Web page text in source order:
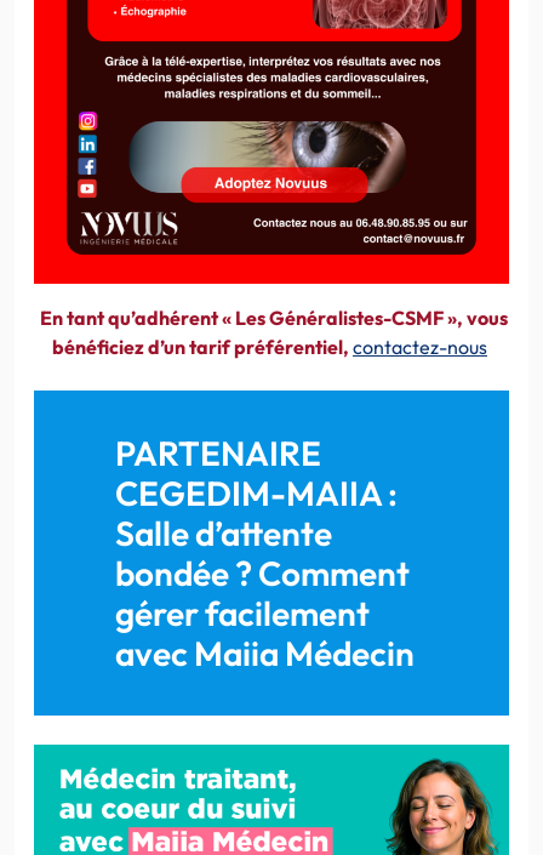
En tant qu’adhérent « Les Généralistes-CSMF », vous
bénéficiez d’un tarif préférentiel, contactez-nous
PARTENAIRE
CEGEDIM-MAIIA :
Salle d’attente
bondée ? Comment
gérer facilement
avec Maiia Médecin